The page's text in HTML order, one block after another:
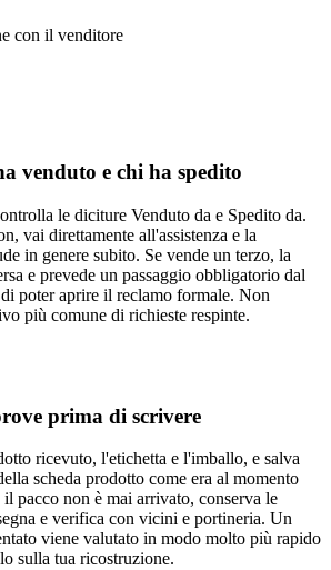
con il venditore
venduto e chi ha spedito
le diciture Venduto da e Spedito da.
vai direttamente all'assistenza e la
in genere subito. Se vende un terzo, la
e prevede un passaggio obbligatorio dal
poter aprire il reclamo formale. Non
più comune di richieste respinte.
prima di scrivere
ricevuto, l'etichetta e l'imballo, e salva
scheda prodotto come era al momento
pacco non è mai arrivato, conserva le
e verifica con vicini e portineria. Un
viene valutato in modo molto più rapido
sulla tua ricostruzione.